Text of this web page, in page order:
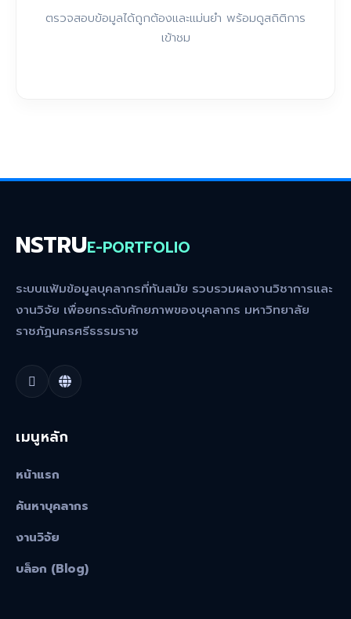
ตรวจสอบข้อมูลได้ถูกต้องและแม่นยำ พร้อมดูสถิติการ
เข้าชม
NSTRUE-PORTFOLIO
ระบบแฟ้มข้อมูลบุคลากรที่ทันสมัย รวบรวมผลงานวิชาการและ
งานวิจัย เพื่อยกระดับศักยภาพของบุคลากร มหาวิทยาลัย
ราชภัฏนครศรีธรรมราช
เมนูหลัก
หน้าแรก
ค้นหาบุคลากร
งานวิจัย
บล็อก (Blog)